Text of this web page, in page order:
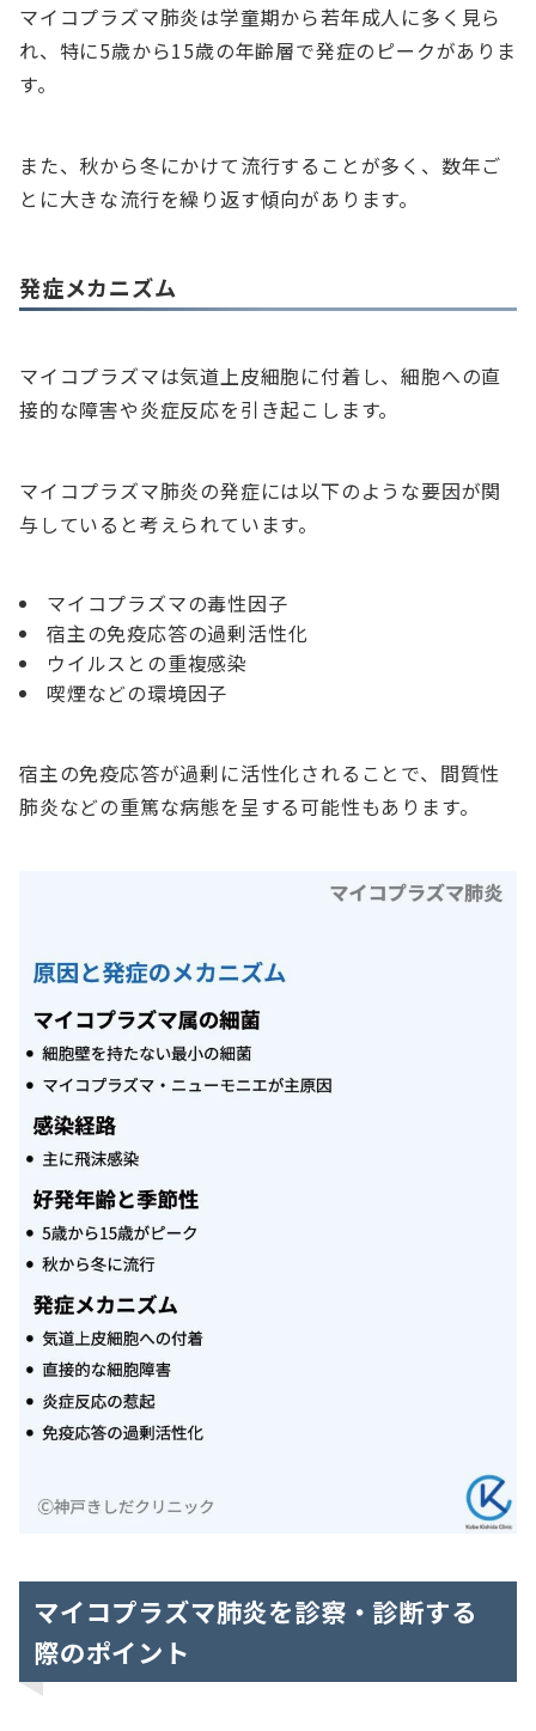
マイコプラズマ肺炎は学童期から若年成人に多く見ら
れ、特に5歳から15歳の年齢層で発症のピークがありま
す。
また、秋から冬にかけて流行することが多く、数年ご
とに大きな流行を繰り返す傾向があります。
発症メカニズム
マイコプラズマは気道上皮細胞に付着し、細胞への直
接的な障害や炎症反応を引き起こします。
マイコプラズマ肺炎の発症には以下のような要因が関
与していると考えられています。
マイコプラズマの毒性因子
宿主の免疫応答の過剰活性化
ウイルスとの重複感染
喫煙などの環境因子
宿主の免疫応答が過剰に活性化されることで、間質性
肺炎などの重篤な病態を呈する可能性もあります。
マイコプラズマ肺炎を診察・診断する
際のポイント